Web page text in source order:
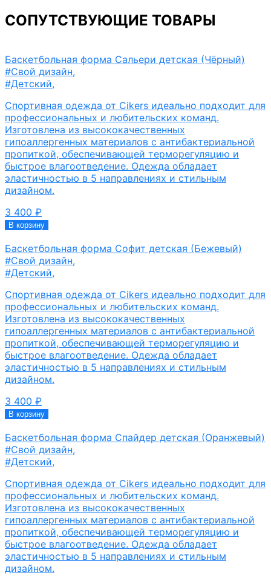
СОПУТСТВУЮЩИЕ ТОВАРЫ
Баскетбольная форма Сальери детская (Чёрный)
#Свой дизайн,
#Детский,
Спортивная одежда от Cikers идеально подходит для
профессиональных и любительских команд.
Изготовлена из высококачественных
гипоаллергенных материалов с антибактериальной
пропиткой, обеспечивающей терморегуляцию и
быстрое влагоотведение. Одежда обладает
эластичностью в 5 направлениях и стильным
дизайном.
3 400 ₽
В корзину
Баскетбольная форма Софит детская (Бежевый)
#Свой дизайн,
#Детский,
Спортивная одежда от Cikers идеально подходит для
профессиональных и любительских команд.
Изготовлена из высококачественных
гипоаллергенных материалов с антибактериальной
пропиткой, обеспечивающей терморегуляцию и
быстрое влагоотведение. Одежда обладает
эластичностью в 5 направлениях и стильным
дизайном.
3 400 ₽
В корзину
Баскетбольная форма Спайдер детская (Оранжевый)
#Свой дизайн,
#Детский,
Спортивная одежда от Cikers идеально подходит для
профессиональных и любительских команд.
Изготовлена из высококачественных
гипоаллергенных материалов с антибактериальной
пропиткой, обеспечивающей терморегуляцию и
быстрое влагоотведение. Одежда обладает
эластичностью в 5 направлениях и стильным
дизайном.